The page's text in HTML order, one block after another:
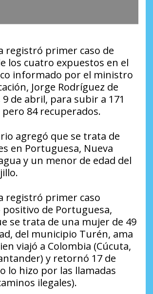
registró primer caso de
los cuatro expuestos en el
informado por el ministro
Jorge Rodríguez de
de abril, para subir a 171
84 recuperados.
agregó que se trata de
en Portuguesa, Nueva
y un menor de edad del
registró primer caso
positivo de Portuguesa,
se trata de una mujer de 49
del municipio Turén, ama
viajó a Colombia (Cúcuta,
y retornó 17 de
lo hizo por las llamadas
ilegales).